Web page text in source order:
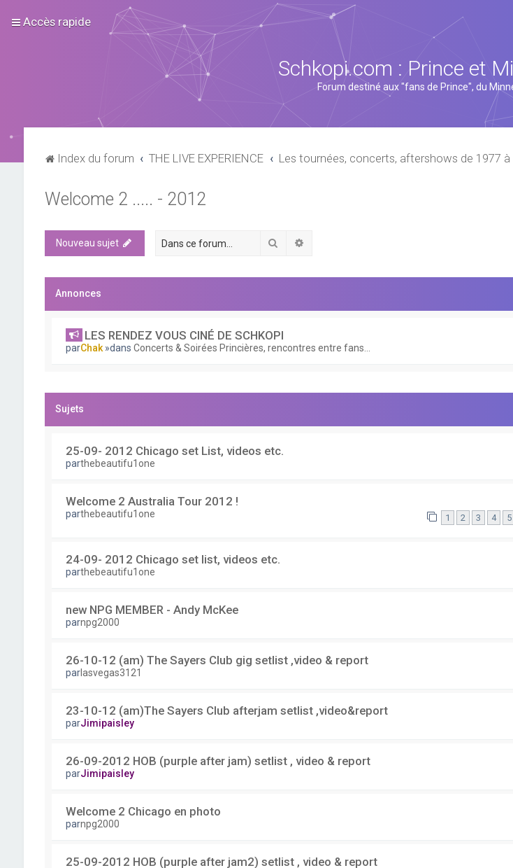
Accès rapide
Schkopi.com : Prince et
Forum destiné aux "fans de Prince", du
Index du forum THE LIVE EXPERIENCE Les tournées, concerts, aftershows de 1977 à
Welcome 2 ..... - 2012
Nouveau sujet Rechercher
Annonces
LES RENDEZ VOUS CINÉ DE SCHKOPI
parChak »dans Concerts & Soirées Princières, rencontres entre fans...
Sujets
25-09- 2012 Chicago set List, videos etc.
parthebeautifu1one
Welcome 2 Australia Tour 2012 !
parthebeautifu1one 1 2 3 4 5
24-09- 2012 Chicago set list, videos etc.
parthebeautifu1one
new NPG MEMBER - Andy McKee
parnpg2000
26-10-12 (am) The Sayers Club gig setlist ,video & report
parlasvegas3121
23-10-12 (am)The Sayers Club afterjam setlist ,video&report
parJimipaisley
26-09-2012 HOB (purple after jam) setlist , video & report
parJimipaisley
Welcome 2 Chicago en photo
parnpg2000
25-09-2012 HOB (purple after jam2) setlist , video & report